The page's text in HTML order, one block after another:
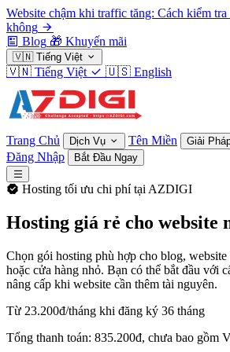
Website chậm khi traffic tăng: Cách kiểm tra
không
Blog 🎁 Khuyến mãi
🇻🇳 Tiếng Việt
🇻🇳 Tiếng Việt 🇺🇸 English
Trang Chủ Dịch Vụ Tên Miền Giải
Đăng Nhập Bắt Đầu Ngay
Hosting tối ưu chi phí tại AZDIGI
Hosting giá rẻ cho website
Chọn gói hosting phù hợp cho blog,
hoặc cửa hàng nhỏ. Bạn có thể bắt đầu với
nâng cấp khi website cần thêm tài nguyên.
Từ 23.200đ/tháng khi đăng ký 36 tháng
Tổng thanh toán: 835.200đ, chưa bao gồm